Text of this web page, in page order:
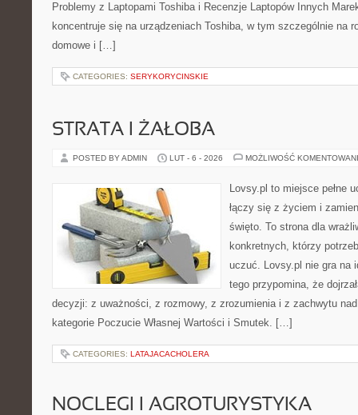
Problemy z Laptopami Toshiba i Recenzje Laptopów Innych
koncentruje się na urządzeniach Toshiba, w tym szczególnie na
domowe i […]
CATEGORIES: SERYKORYCINSKIE
STRATA I ŻAŁOBA
POSTED BY ADMIN LUT - 6 - 2026 MOŻLIWOŚĆ
Lovsy.pl to miejsce pełne
łączy się z życiem i
święto. To strona dla
konkretnych, którzy
uczuć. Lovsy.pl nie gra na
tego przypomina, że
decyzji: z uważności, z rozmowy, z zrozumienia i z zachwytu
kategorie Poczucie Własnej Wartości i Smutek. […]
CATEGORIES: LATAJACACHOLERA
NOCLEGI I AGROTURYSTYKA